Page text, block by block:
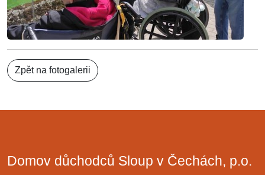
Zpět na fotogalerii
Domov důchodců Sloup v Čechách, p.o.